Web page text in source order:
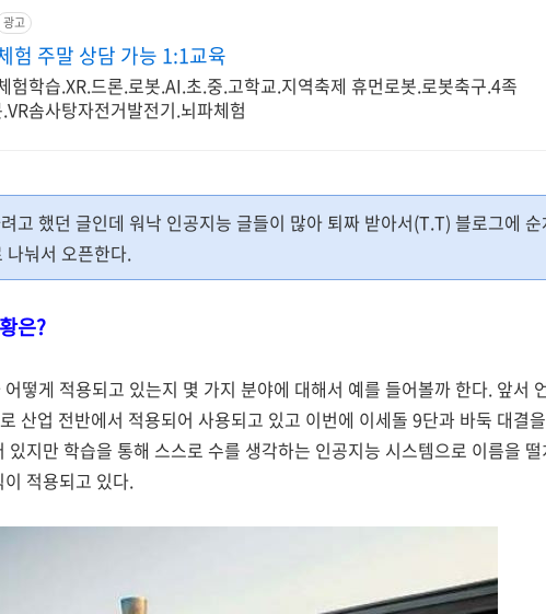
광고
험 주말 상담 가능 1:1교육
험학습.XR.드론.로봇.AI.초.중.고학교.지역축제 휴먼로봇.로봇축구.4족
솜사탕자전거발전기.뇌파체험
고 했던 글인데 워낙 인공지능 글들이 많아 퇴짜 받아서(T.T) 블로그에
나눠서 오픈한다.
은?
떻게 적용되고 있는지 몇 가지 분야에 대해서 예를 들어볼까 한다. 앞서
산업 전반에서 적용되어 사용되고 있고 이번에 이세돌 9단과 바둑 대결
지만 학습을 통해 스스로 수를 생각하는 인공지능 시스템으로 이름을
적용되고 있다.